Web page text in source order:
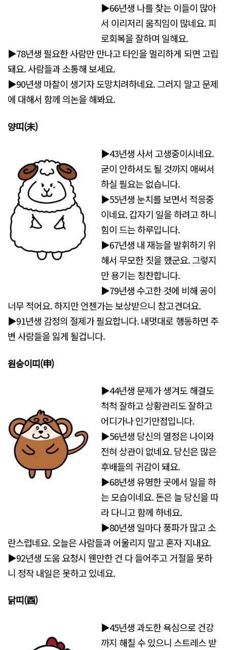
▶66년생 나를 찾는 이들이 많아
서 이리저리 움직임이 많네요. 피
로회복을 잘하며 일해요.
▶78년생 필요한 사람만 만나고 타인을 멀리하게 되면 고립
돼요. 사람들과 소통해 보세요.
▶90년생 마찰이 생기자 도망치려하네요. 그러지 말고 문제
에 대해서 함께 의논을 해봐요.
양띠(未)
▶43년생 사서 고생중이시네요.
굳이 안하셔도 될 것까지 애써서
하실 필요는 없습니다.
▶55년생 눈치를 보면서 적응중
이네요. 갑자기 일을 하려고 하니
힘이 드는 하루입니다.
▶67년생 내 재능을 발휘하기 위
해서 무모한 짓을 했군요. 그렇지
만 용기는 칭찬합니다.
▶79년생 수고한 것에 비해 공이
너무 적어요. 하지만 언젠가는 보상받으니 참고견뎌요.
▶91년생 감정의 절제가 필요합니다. 내멋대로 행동하면 주
변 사람들을 잃게 될겁니다.
원숭이띠(申)
▶44년생 문제가 생겨도 해결도
척척 잘하고 상황관리도 잘하고
어디가나 인기만점입니다.
▶56년생 당신의 열정은 나이와
전혀 상관이 없네요. 당신은 많은
후배들의 귀감이 돼요.
▶68년생 유명한 곳에서 일을 하
는 모습이네요. 돈은 늘 당신을 따
라 다니고 함께 하네요.
▶80년생 일마다 풍파가 많고 소
란스럽네요. 오늘은 사람들과 어울리지 말고 혼자 지내요.
▶92년생 도움 요청시 웬만한 건 다 들어주고 거절을 못하
니 정작 내일은 못하고 있네요.
닭띠(酉)
▶45년생 과도한 욕심으로 건강
까지 해칠 수 있으니 스트레스 받